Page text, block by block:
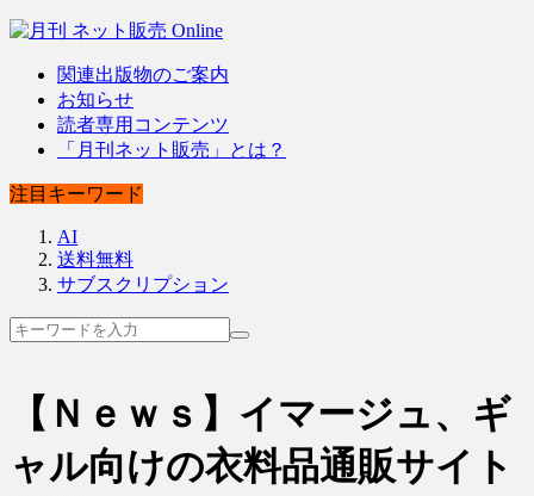
関連出版物のご案内
お知らせ
読者専用コンテンツ
「月刊ネット販売」とは？
注目キーワード
AI
送料無料
サブスクリプション
【Ｎｅｗｓ】イマージュ、ギ
ャル向けの衣料品通販サイト